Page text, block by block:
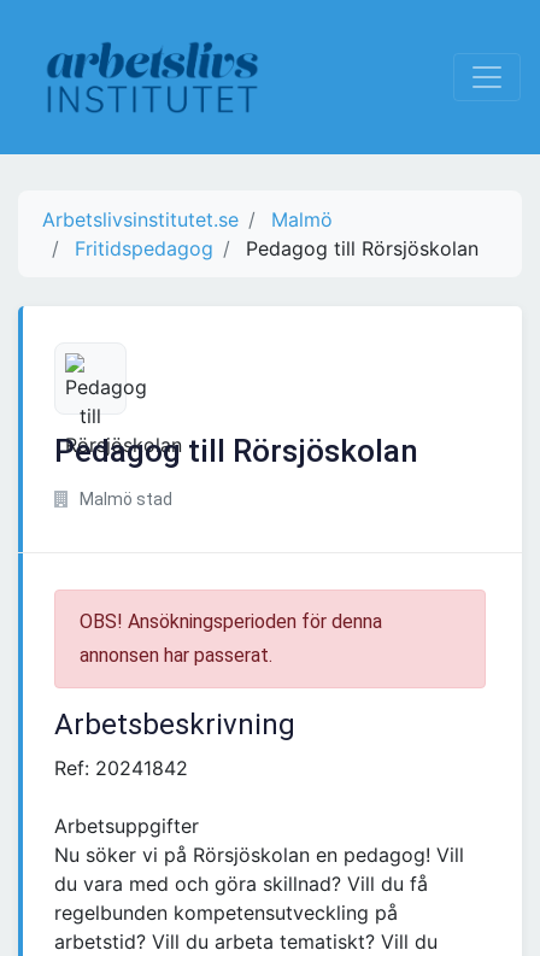
Arbetslivsinstitutet.se
Malmö
Fritidspedagog
Pedagog till Rörsjöskolan
Pedagog till Rörsjöskolan
Malmö stad
OBS! Ansökningsperioden för denna
annonsen har passerat.
Arbetsbeskrivning
Ref: 20241842
Arbetsuppgifter
Nu söker vi på Rörsjöskolan en pedagog! Vill
du vara med och göra skillnad? Vill du få
regelbunden kompetensutveckling på
arbetstid? Vill du arbeta tematiskt? Vill du